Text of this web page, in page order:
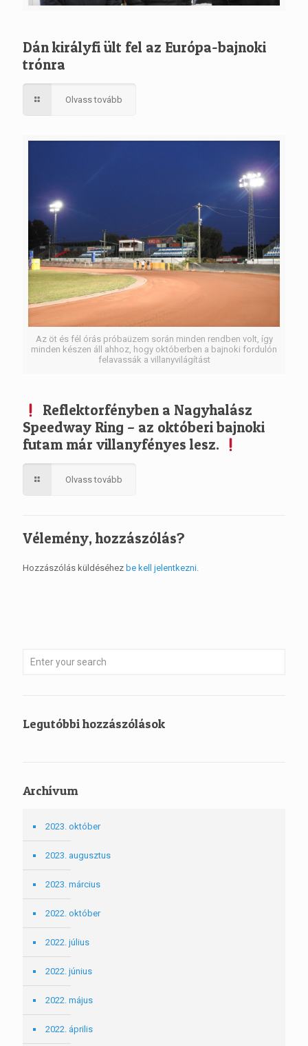
Dán királyfi ült fel az Európa-bajnoki
trónra
Olvass tovább
Az öt és fél órás próbaüzem során minden rendben volt, így
minden készen áll ahhoz, hogy októberben a bajnoki fordulón
felavassák a villanyvilágítást
Reflektorfényben a Nagyhalász
Speedway Ring – az októberi bajnoki
futam már villanyfényes lesz.
Olvass tovább
Vélemény, hozzászólás?
Hozzászólás küldéséhez be kell jelentkezni.
Legutóbbi hozzászólások
Archívum
2023. október
2023. augusztus
2023. március
2022. október
2022. július
2022. június
2022. május
2022. április